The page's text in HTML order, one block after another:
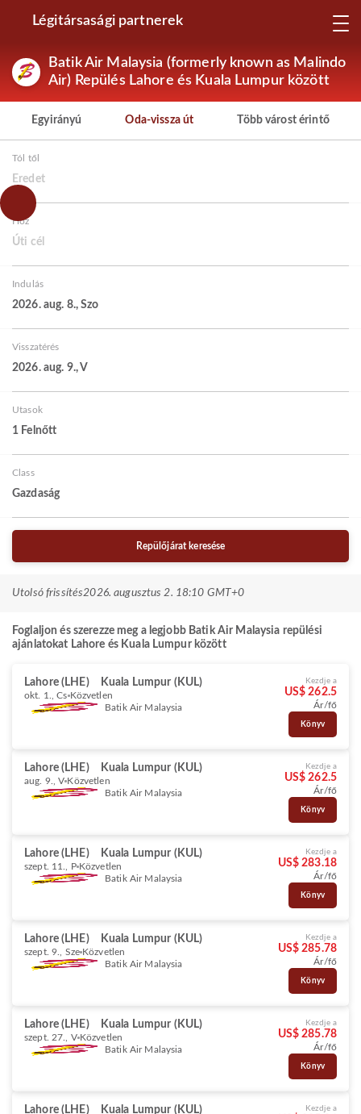
Légitársasági partnerek
Batik Air Malaysia (formerly known as Malindo
Air) Repülés Lahore és Kuala Lumpur között
Egyirányú Oda-vissza út Több várost érintő
Tól től
Eredet
Hoz
Úti cél
Indulás
2026. aug. 8., Szo
Visszatérés
2026. aug. 9., V
Utasok
1 Felnőtt
Class
Gazdaság
Repülőjárat keresése
Utolsó frissítés2026. augusztus 2. 18:10 GMT+0
Foglaljon és szerezze meg a legjobb Batik Air Malaysia repülési
ajánlatokat Lahore és Kuala Lumpur között
Lahore (LHE) Kuala Lumpur (KUL)
okt. 1., Cs Közvetlen
Batik Air Malaysia
Kezdje a
US$ 262.5
Ár/fő
Könyv
Lahore (LHE) Kuala Lumpur (KUL)
aug. 9., V Közvetlen
Batik Air Malaysia
Kezdje a
US$ 262.5
Ár/fő
Könyv
Lahore (LHE) Kuala Lumpur (KUL)
szept. 11., P Közvetlen
Batik Air Malaysia
Kezdje a
US$ 283.18
Ár/fő
Könyv
Lahore (LHE) Kuala Lumpur (KUL)
szept. 9., Sze Közvetlen
Batik Air Malaysia
Kezdje a
US$ 285.78
Ár/fő
Könyv
Lahore (LHE) Kuala Lumpur (KUL)
szept. 27., V Közvetlen
Batik Air Malaysia
Kezdje a
US$ 285.78
Ár/fő
Könyv
Lahore (LHE) Kuala Lumpur (KUL) Kezdje a